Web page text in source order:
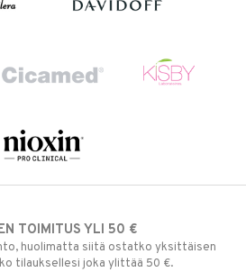
TOIMITUS YLI 50 €
huolimatta siitä ostatko yksittäisen
tilauksellesi joka ylittää 50 €.